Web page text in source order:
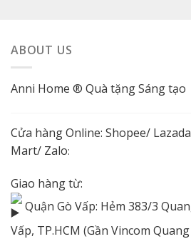
ABOUT US
Anni Home ® Quà tặng Sáng tạo
Cửa hàng Online: Shopee/ Lazada
Mart/ Zalo:
Giao hàng từ:
Quận Gò Vấp: Hẻm 383/3
Vấp, TP.HCM (Gần Vincom